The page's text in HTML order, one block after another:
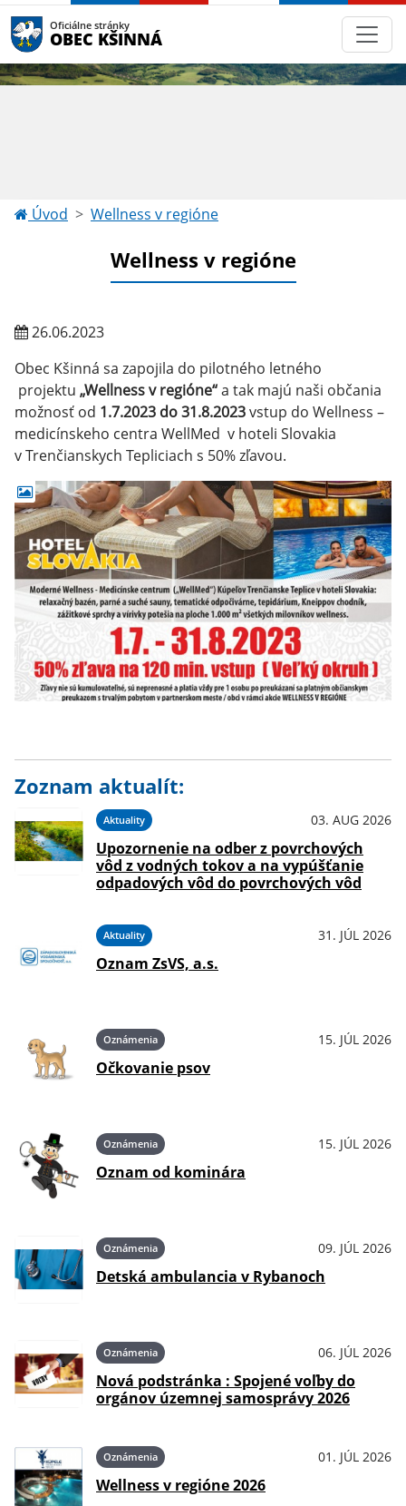
Oficiálne stránky
OBEC KŠINNÁ
Úvod Wellness v regióne
Wellness v regióne
26.06.2023
Obec Kšinná sa zapojila do pilotného letného
projektu „Wellness v regióne“a tak majú naši občania
možnosť od 1.7.2023 do 31.8.2023vstup do Wellness –
medicínskeho centra WellMed v hoteli Slovakia
v Trenčianskych Tepliciach s 50% zľavou.
Zoznam aktualít:
Aktuality 03. AUG 2026
Upozornenie na odber z povrchových
vôd z vodných tokov a na vypúšťanie
odpadových vôd do povrchových vôd
Aktuality 31. JÚL 2026
Oznam ZsVS, a.s.
Oznámenia 15. JÚL 2026
Očkovanie psov
Oznámenia 15. JÚL 2026
Oznam od kominára
Oznámenia 09. JÚL 2026
Detská ambulancia v Rybanoch
Oznámenia 06. JÚL 2026
Nová podstránka : Spojené voľby do
orgánov územnej samosprávy 2026
Oznámenia 01. JÚL 2026
Wellness v regióne 2026